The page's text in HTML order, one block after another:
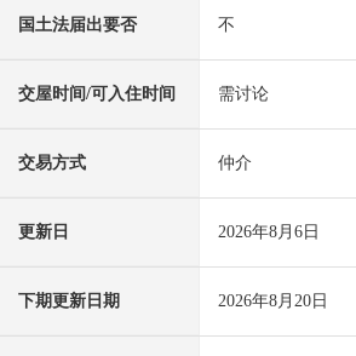
国土法届出要否 不
交屋时间/可入住时间 需讨论
交易方式 仲介
更新日 2026年8月6日
下期更新日期 2026年8月20日